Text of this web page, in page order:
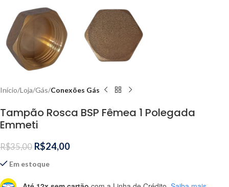
Início Loja Gás Conexões Gás
Tampão Rosca BSP Fêmea 1 Polegada
Emmeti
R$35,00 R$24,00
Em estoque